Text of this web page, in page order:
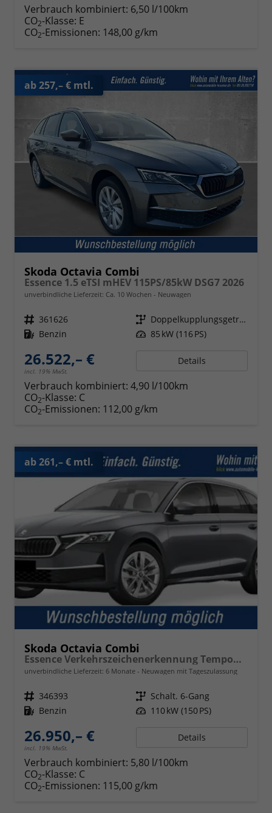
Verbrauch kombiniert: 6,50 l/100km
CO2-Klasse: E
CO2-Emissionen: 148,00 g/km
ab 257,– € mtl.
Skoda Octavia Combi
Essence 1.5 eTSI mHEV 115PS/85kW DSG7 2026
unverbindliche Lieferzeit: Ca. 10 Wochen Neuwagen
Fahrzeugnr. 361626 Getriebe
Doppelkupplungsgetriebe (DSG)
Kraftstoff Benzin Leistung 85 kW (116 PS)
26.522,– €
incl. 19% MwSt.
Details
Verbrauch kombiniert: 4,90 l/100km
CO2-Klasse: C
CO2-Emissionen: 112,00 g/km
ab 261,– € mtl.
Skoda Octavia Combi
Essence Verkehrszeichenerkennung Tempomat 2-Zonen Klimaauto. LED-Scheinwerfer
unverbindliche Lieferzeit: 6 Monate Neuwagen mit Tageszulassung
Fahrzeugnr. 346393 Getriebe Schalt. 6-Gang
Kraftstoff Benzin Leistung 110 kW (150 PS)
26.950,– €
incl. 19% MwSt.
Details
Verbrauch kombiniert: 5,80 l/100km
CO2-Klasse: C
CO2-Emissionen: 115,00 g/km